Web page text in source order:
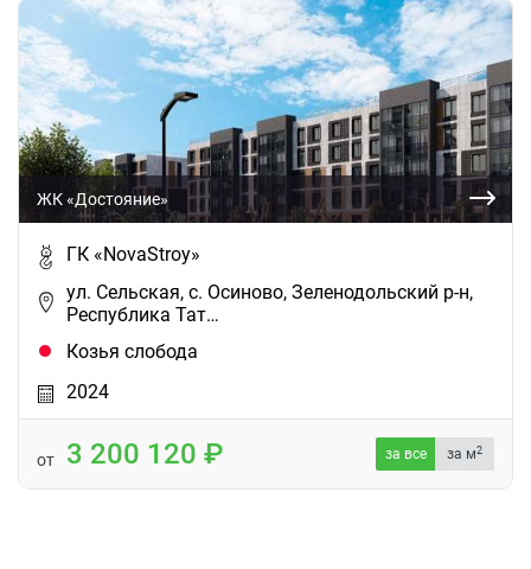
ЖК «Достояние»
ГК «NovaStroy»
ул. Сельская, с. Осиново, Зеленодольский р-н,
Республика Тат…
Козья слобода
2024
от 3 200 120 за все за м2